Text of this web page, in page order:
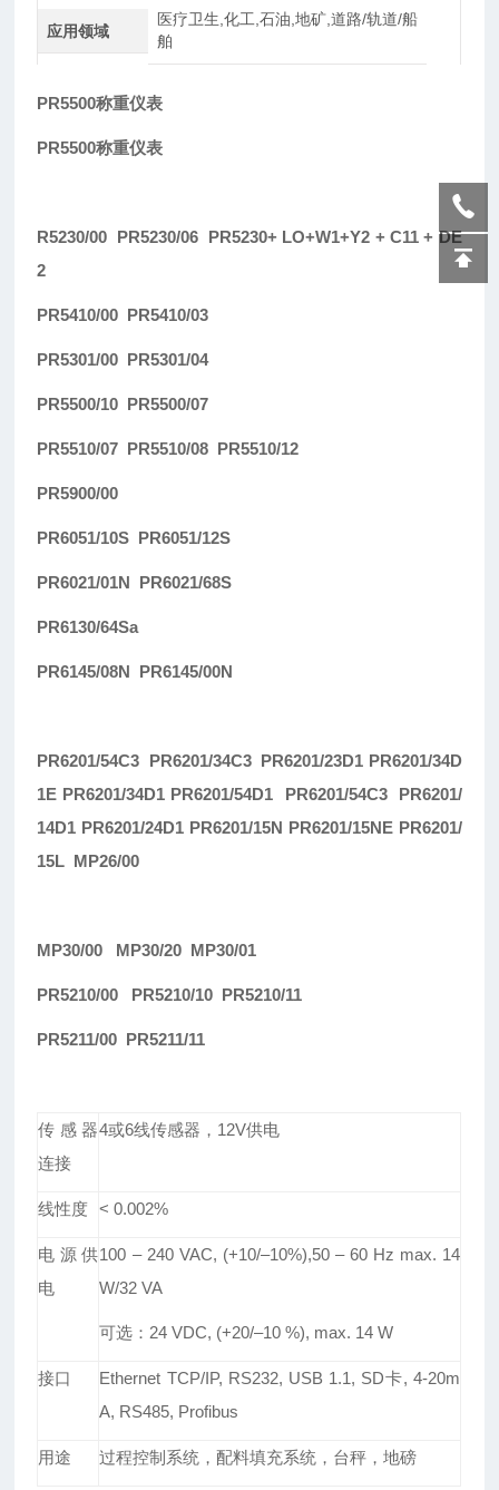
应用领域
医疗卫生,化工,石油,地矿,道路/轨道/船
舶
PR5500称重仪表
PR5500称重仪表
R5230/00 PR5230/06 PR5230+ LO+W1+Y2 + C11 + DE
2
PR5410/00 PR5410/03
PR5301/00 PR5301/04
PR5500/10 PR5500/07
PR5510/07 PR5510/08 PR5510/12
PR5900/00
PR6051/10S PR6051/12S
PR6021/01N PR6021/68S
PR6130/64Sa
PR6145/08N PR6145/00N
PR6201/54C3 PR6201/34C3 PR6201/23D1 PR6201/34D
1E PR6201/34D1 PR6201/54D1 PR6201/54C3 PR6201/
14D1 PR6201/24D1 PR6201/15N PR6201/15NE PR6201/
15L MP26/00
MP30/00 MP30/20 MP30/01
PR5210/00 PR5210/10 PR5210/11
PR5211/00 PR5211/11
传感器
连接
4或6线传感器，12V供电
线性度 < 0.002%
电源供
电
100 – 240 VAC, (+10/–10%),50 – 60 Hz max. 14
W/32 VA
可选： 24 VDC, (+20/–10 %), max. 14 W
接口
Ethernet TCP/IP, RS232, USB 1.1, SD卡, 4-20m
A, RS485, Profibus
用途 过程控制系统 ，配料填充系统 ，台秤，地磅